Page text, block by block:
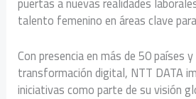
talento femenino en áreas clave
Con presencia en más de 50 países
transformación digital, NTT DATA
iniciativas como parte de su visión